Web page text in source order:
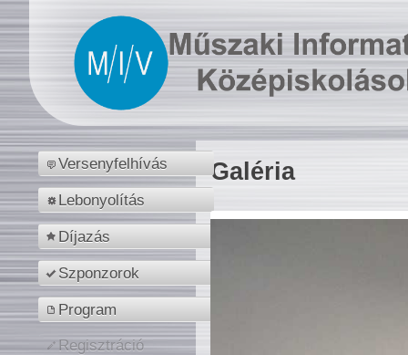
Versenyfelhívás
Lebonyolítás
Díjazás
Szponzorok
Program
Regisztráció
Galéria